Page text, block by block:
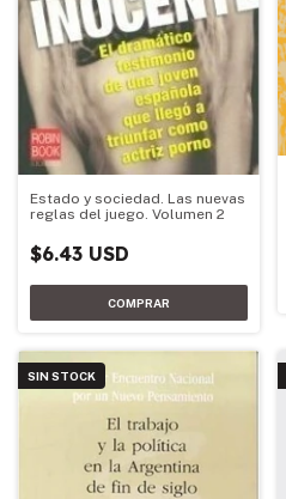
Estado y sociedad. Las nuevas
reglas del juego. Volumen 2
$6.43 USD
SIN STOCK